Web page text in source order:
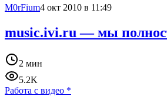
M0rFium4 окт 2010 в 11:49
music.ivi.ru — мы
2 мин
5.2K
Работа с видео *